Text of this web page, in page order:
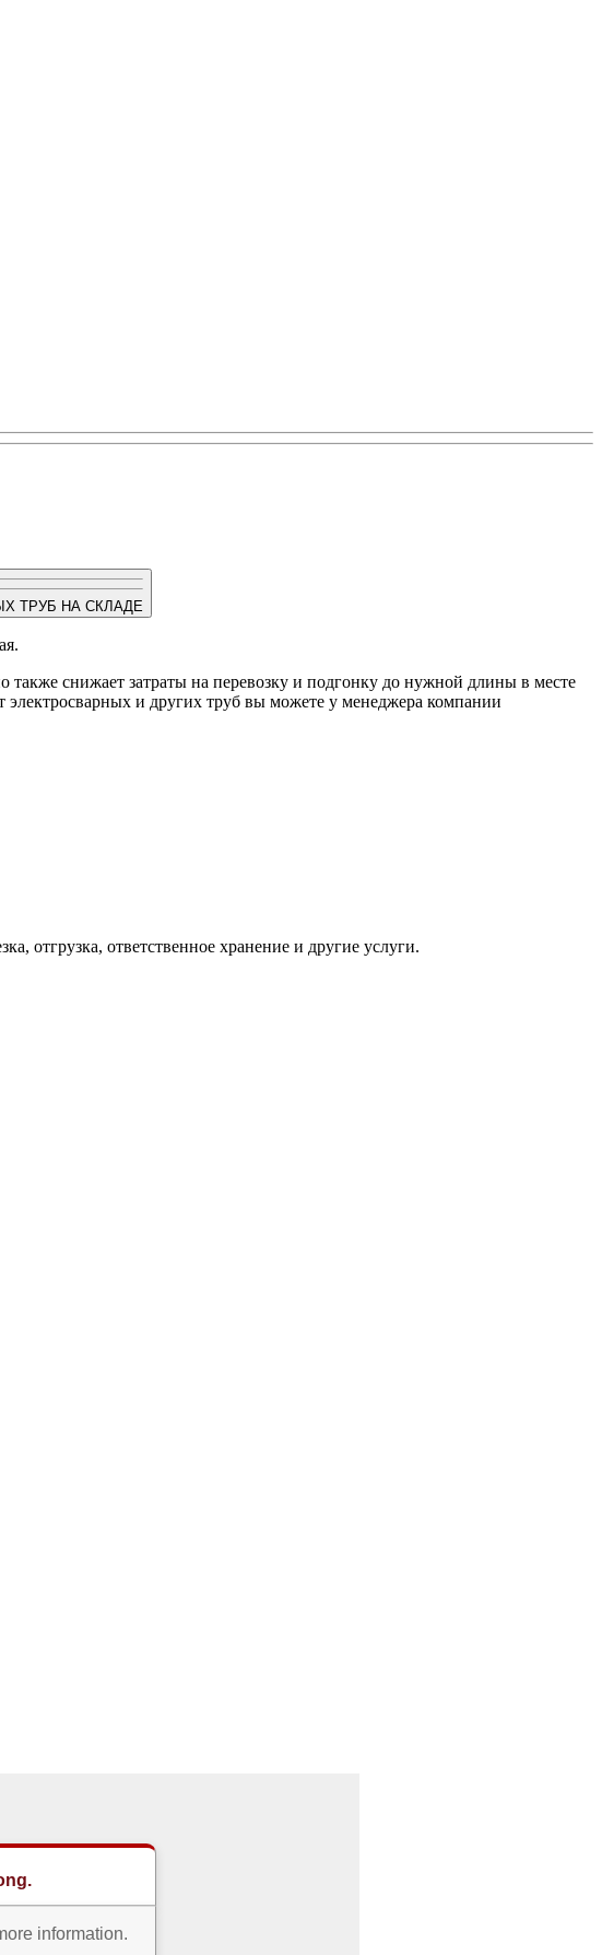
ТРУБ НА СКЛАДЕ
также снижает затраты на перевозку и подгонку до нужной длины в месте
и других труб вы можете у менеджера компании
отгрузка, ответственное хранение и другие услуги.